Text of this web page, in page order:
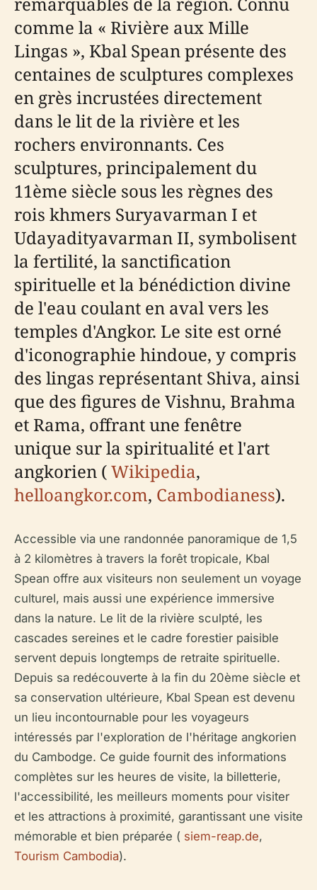
comme la « Rivière aux Mille
Lingas », Kbal Spean présente des
centaines de sculptures complexes
en grès incrustées directement
dans le lit de la rivière et les
rochers environnants. Ces
sculptures, principalement du
11ème siècle sous les règnes des
rois khmers Suryavarman I et
Udayadityavarman II, symbolisent
la fertilité, la sanctification
spirituelle et la bénédiction divine
de l'eau coulant en aval vers les
temples d'Angkor. Le site est orné
d'iconographie hindoue, y compris
des lingas représentant Shiva, ainsi
que des figures de Vishnu, Brahma
et Rama, offrant une fenêtre
unique sur la spiritualité et l'art
angkorien (Wikipedia,
helloangkor.com, Cambodianess).
Accessible via une randonnée panoramique de 1,5
à 2 kilomètres à travers la forêt tropicale, Kbal
Spean offre aux visiteurs non seulement un voyage
culturel, mais aussi une expérience immersive
dans la nature. Le lit de la rivière sculpté, les
cascades sereines et le cadre forestier paisible
servent depuis longtemps de retraite spirituelle.
Depuis sa redécouverte à la fin du 20ème siècle et
sa conservation ultérieure, Kbal Spean est devenu
un lieu incontournable pour les voyageurs
intéressés par l'exploration de l'héritage angkorien
du Cambodge. Ce guide fournit des informations
complètes sur les heures de visite, la billetterie,
l'accessibilité, les meilleurs moments pour visiter
et les attractions à proximité, garantissant une visite
mémorable et bien préparée ( siem-reap.de,
Tourism Cambodia).